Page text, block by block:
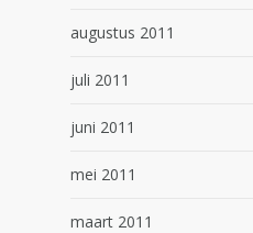
augustus 2011
juli 2011
juni 2011
mei 2011
maart 2011